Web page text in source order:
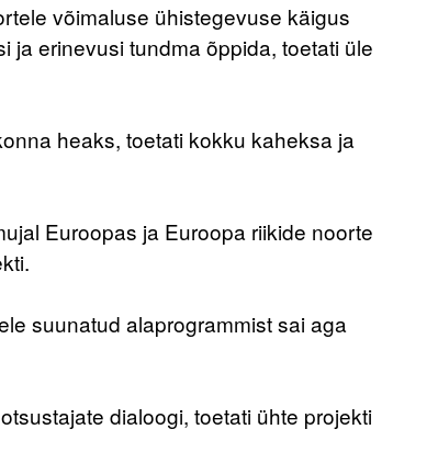
võimaluse ühistegevuse käigus
ja erinevusi tundma õppida, toetati üle
heaks, toetati kokku kaheksa ja
Euroopas ja Euroopa riikide noorte
suunatud alaprogrammist sai aga
dialoogi, toetati ühte projekti